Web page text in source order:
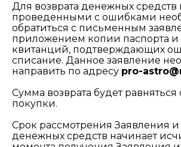
Для возврата денежных
проведенными с ошибками
обратиться с письменным
приложением копии паспорта и
квитанций, подтверждающих
списание. Данное заявление
направить по адресу pro-
Сумма возврата будет
покупки.
Срок рассмотрения Заявления и
денежных средств начинает